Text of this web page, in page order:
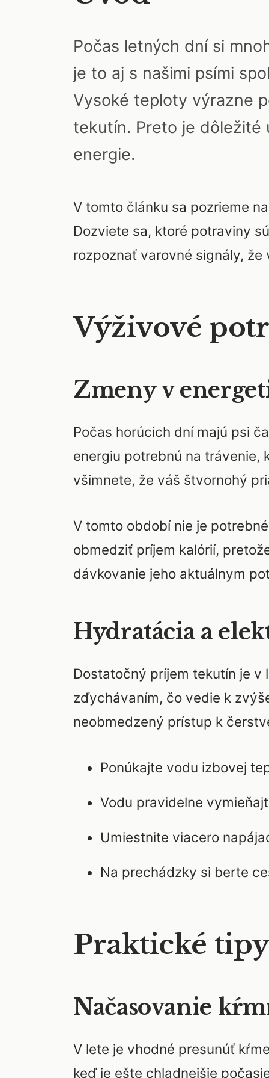
Počas letných dní si
je to aj s našimi psími
Vysoké teploty výrazne
tekutín. Preto je dôležité
energie.
V tomto článku sa pozrieme
Dozviete sa, ktoré potraviny
rozpoznať varovné signály,
Výživové
Zmeny v
Počas horúcich dní majú psi
energiu potrebnú na
všimnete, že váš štvornohý
V tomto období nie je
obmedziť príjem kalórií,
dávkovanie jeho aktuálnym
Hydratácia a
Dostatočný príjem tekutín je v
zďychávaním, čo vedie k
neobmedzený prístup k
Ponúkajte vodu izbovej
Vodu pravidelne
Umiestnite viacero
Na prechádzky si berte
Praktické
Načasovanie
V lete je vhodné presunúť
keď je ešte chladnejšie